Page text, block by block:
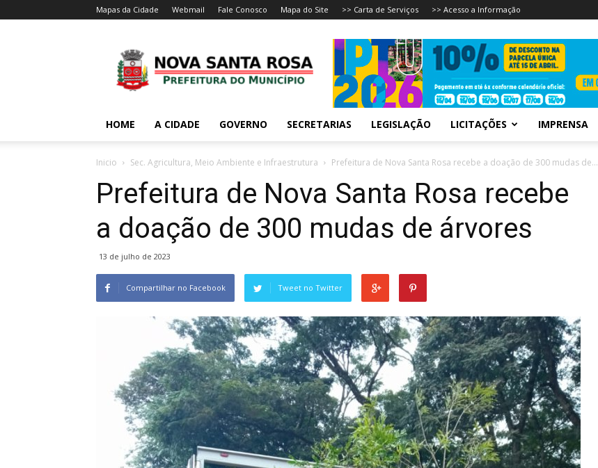
Mapas da Cidade Webmail Fale Conosco Mapa do Site >> Carta de Serviços >> Acesso a Informação
HOME A CIDADE GOVERNO SECRETARIAS LEGISLAÇÃO LICITAÇÕES IMPRENSA
Inicio Sec. Agricultura, Meio Ambiente e Infraestrutura Prefeitura de Nova Santa Rosa recebe a doação de 300 mudas de...
Prefeitura de Nova Santa Rosa recebe
a doação de 300 mudas de árvores
13 de julho de 2023
Compartilhar no Facebook Tweet no Twitter